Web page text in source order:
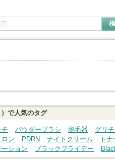
で人気のタグ
チ パウダーブラシ 脱毛器 グリ
ン PDRN ナイトクリーム ト
ション ブラックフライデー